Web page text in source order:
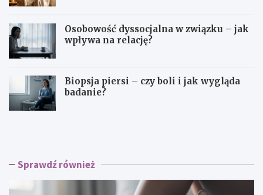
Osobowość dyssocjalna w związku – jak
wpływa na relację?
Biopsja piersi – czy boli i jak wygląda
badanie?
C
h
y
C
z
b
Sprawdź również